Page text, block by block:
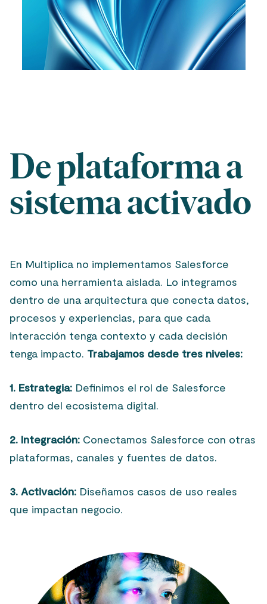
De plataforma a
sistema activado
En Multiplica no implementamos Salesforce
como una herramienta aislada. Lo integramos
dentro de una arquitectura que conecta datos,
procesos y experiencias, para que cada
interacción tenga contexto y cada decisión
tenga impacto. Trabajamos desde tres niveles:
1. Estrategia: Definimos el rol de Salesforce
dentro del ecosistema digital.
2. Integración: Conectamos Salesforce con otras
plataformas, canales y fuentes de datos.
3. Activación: Diseñamos casos de uso reales
que impactan negocio.